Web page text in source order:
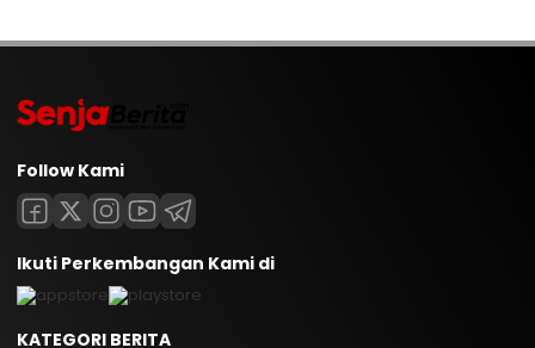
Follow Kami
Ikuti Perkembangan Kami di
KATEGORI BERITA